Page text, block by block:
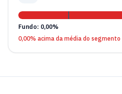
Fundo: 0,00%
0,00% acima da média do segmento